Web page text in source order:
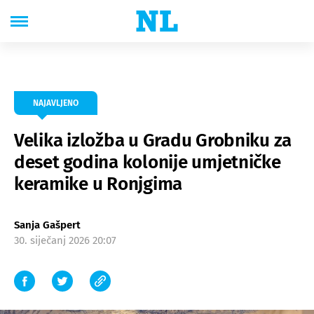
NAJAVLJENO
Velika izložba u Gradu Grobniku za
deset godina kolonije umjetničke
keramike u Ronjgima
Sanja Gašpert
30. siječanj 2026 20:07